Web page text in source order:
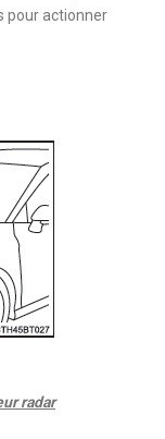
pour actionner
radar